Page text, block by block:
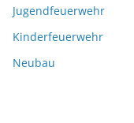
Jugendfeuerwehr
Kinderfeuerwehr
Neubau